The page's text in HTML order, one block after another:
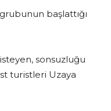
başlattığı
sonsuzluğu
turistleri Uzaya